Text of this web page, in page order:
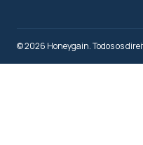
© 2026 Honeygain. Todos os